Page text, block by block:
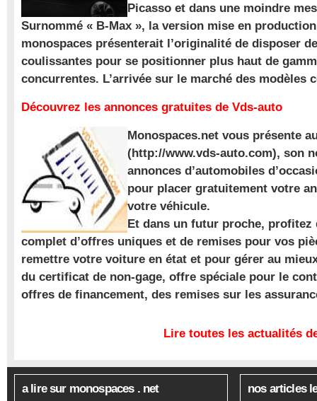
Picasso et dans une moindre
Surnommé « B-Max », la version mise en
monospaces présenterait l’originalité de disposer
coulissantes pour se positionner plus haut de
concurrentes. L’arrivée sur le marché des modèles
Découvrez les annonces gratuites de Vds-auto
Monospaces.net vous présente
(http://www.vds-auto.com), son
annonces d’automobiles
pour placer gratuitement votre
votre véhicule.
Et dans un futur proche, profitez
complet d’offres uniques et de remises pour vos
remettre votre voiture en état et pour gérer au
du certificat de non-gage, offre spéciale pour le
offres de financement, des remises sur les
Lire toutes les actualités
a lire sur monospaces . net nos articles